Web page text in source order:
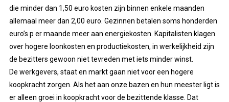
die minder dan 1,50 euro kosten zijn binnen enkele maanden
allemaal meer dan 2,00 euro. Gezinnen betalen soms honderden
euro’s p er maande meer aan energiekosten. Kapitalisten klagen
over hogere loonkosten en productiekosten, in werkelijkheid zijn
de bezitters gewoon niet tevreden met iets minder winst.
De werkgevers, staat en markt gaan niet voor een hogere
koopkracht zorgen. Als het aan onze bazen en hun meester ligt is
er alleen groei in koopkracht voor de bezittende klasse. Dat